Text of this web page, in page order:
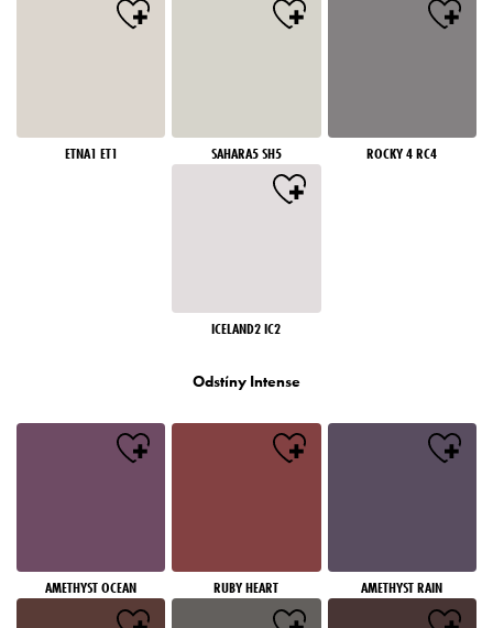
ETNA1 ET1 SAHARA5 SH5 ROCKY 4 RC4
ICELAND2 IC2
Odstíny Intense
AMETHYST OCEAN RUBY HEART AMETHYST RAIN